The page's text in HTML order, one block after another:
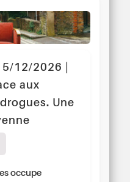
12/2026 |
aux
Une
occupe